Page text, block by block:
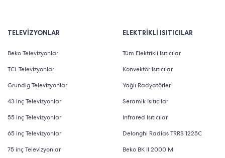
TELEVİZYONLAR
Beko Televizyonlar
TCL Televizyonlar
Grundig Televizyonlar
43 inç Televizyonlar
55 inç Televizyonlar
65 inç Televizyonlar
75 inç Televizyonlar
ELEKTRİKLİ ISITICILAR
Tüm Elektrikli Isıtıcılar
Konvektör Isıtıcılar
Yağlı Radyatörler
Seramik Isıtıcılar
Infrared Isıtıcılar
Delonghi Radias TRRS 1225C
Beko BK II 2000 M